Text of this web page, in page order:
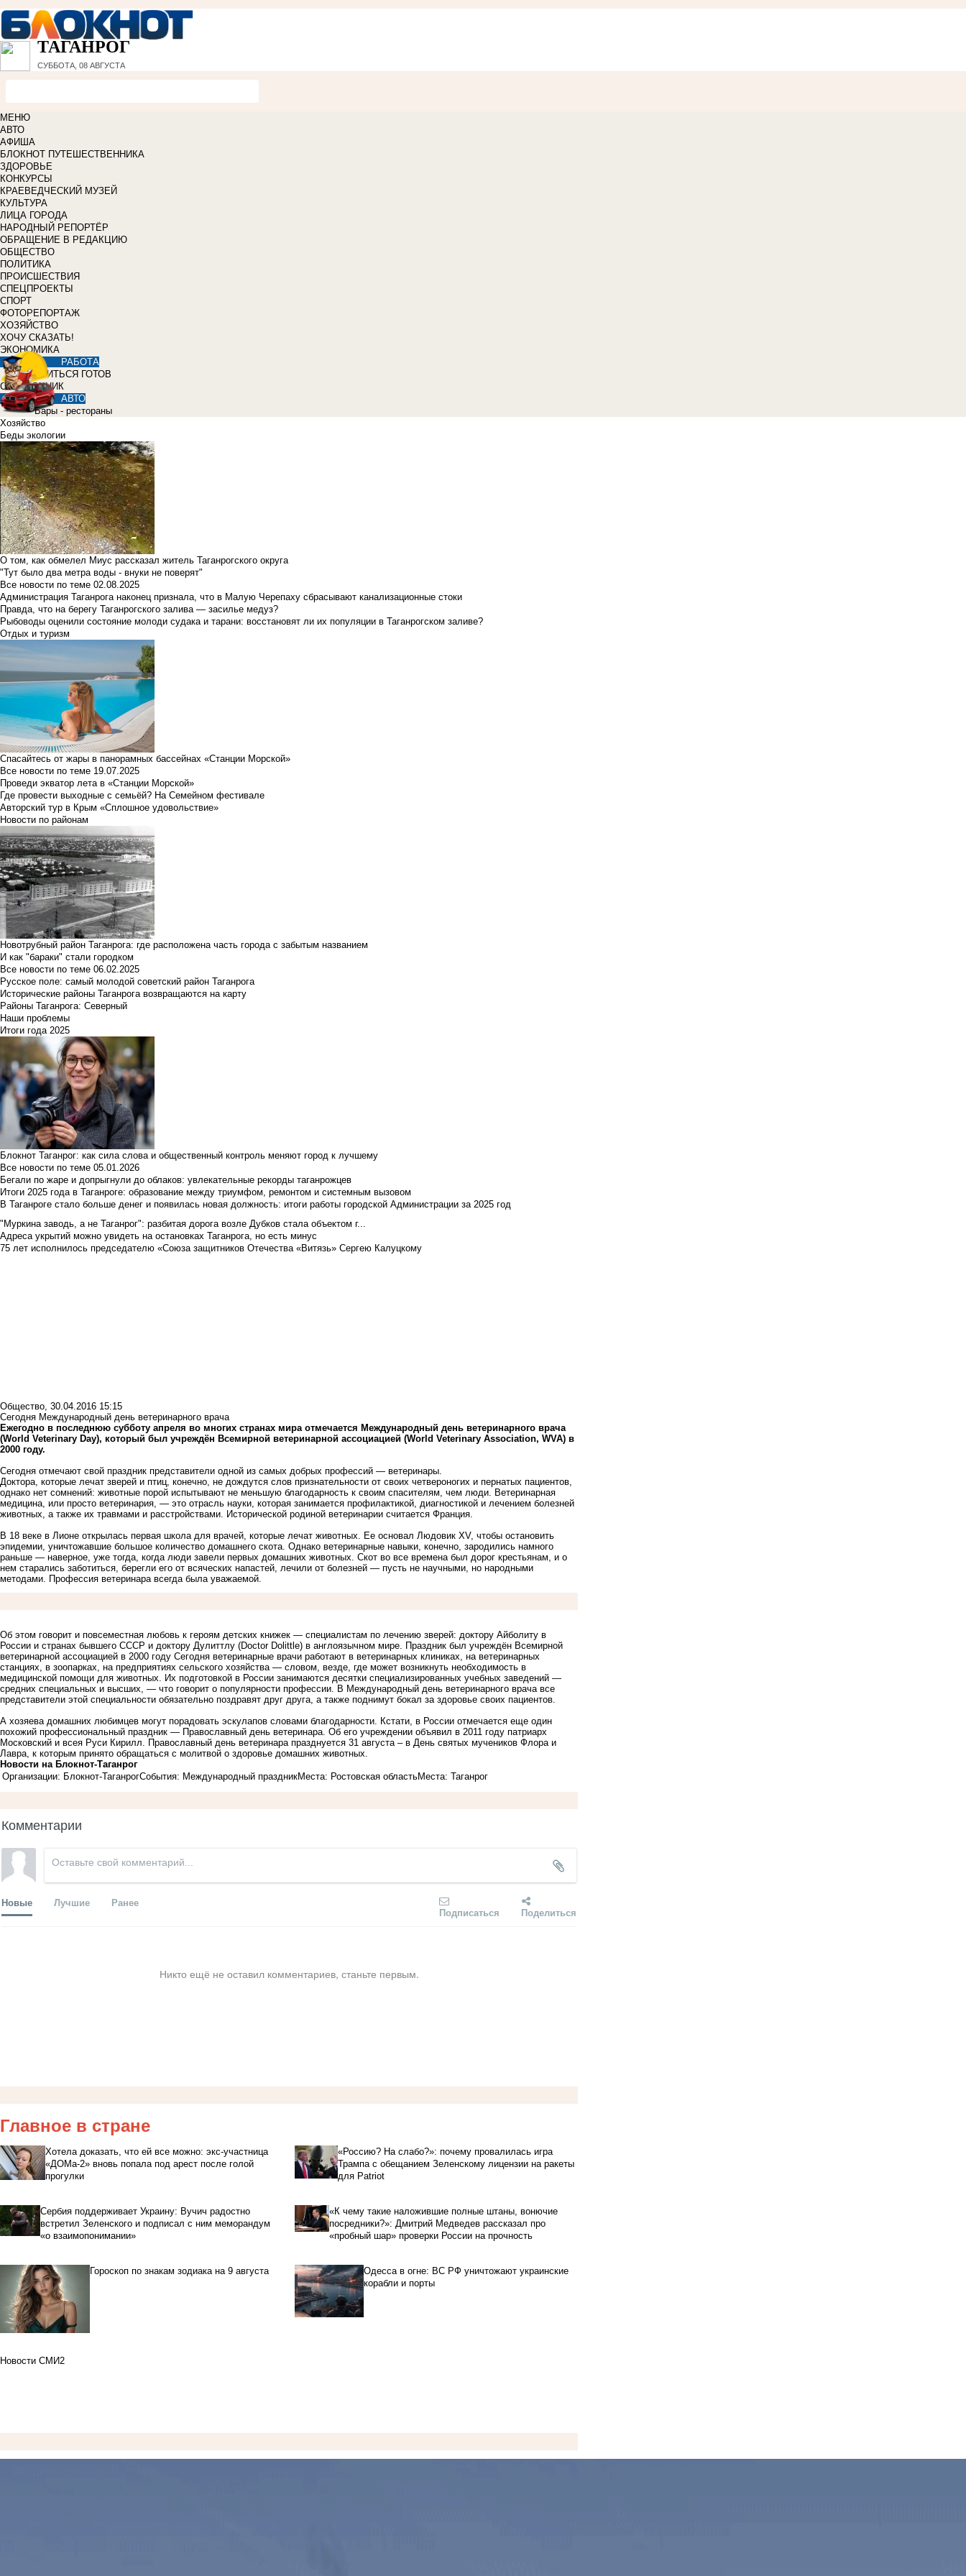
ТАГАНРОГ
СУББОТА, 08 АВГУСТА
МЕНЮ
АВТО
АФИША
БЛОКНОТ ПУТЕШЕСТВЕННИКА
ЗДОРОВЬЕ
КОНКУРСЫ
КРАЕВЕДЧЕСКИЙ МУЗЕЙ
КУЛЬТУРА
ЛИЦА ГОРОДА
НАРОДНЫЙ РЕПОРТЁР
ОБРАЩЕНИЕ В РЕДАКЦИЮ
ОБЩЕСТВО
ПОЛИТИКА
ПРОИСШЕСТВИЯ
СПЕЦПРОЕКТЫ
СПОРТ
ФОТОРЕПОРТАЖ
ХОЗЯЙСТВО
ХОЧУ СКАЗАТЬ!
ЭКОНОМИКА
РАБОТА
УЧИТЬСЯ ГОТОВ
СПРАВОЧНИК
АВТО
Бары - рестораны
Хозяйство
Беды экологии
О том, как обмелел Миус рассказал житель Таганрогского округа
"Тут было два метра воды - внуки не поверят"
Все новости по теме 02.08.2025
Администрация Таганрога наконец признала, что в Малую Черепаху сбрасывают канализационные стоки
Правда, что на берегу Таганрогского залива — засилье медуз?
Рыбоводы оценили состояние молоди судака и тарани: восстановят ли их популяции в Таганрогском заливе?
Отдых и туризм
Спасайтесь от жары в панорамных бассейнах «Станции Морской»
Все новости по теме 19.07.2025
Проведи экватор лета в «Станции Морской»
Где провести выходные с семьёй? На Семейном фестивале
Авторский тур в Крым «Сплошное удовольствие»
Новости по районам
Новотрубный район Таганрога: где расположена часть города с забытым названием
И как "бараки" стали городком
Все новости по теме 06.02.2025
Русское поле: самый молодой советский район Таганрога
Исторические районы Таганрога возвращаются на карту
Районы Таганрога: Северный
Наши проблемы
Итоги года 2025
Блокнот Таганрог: как сила слова и общественный контроль меняют город к лучшему
Все новости по теме 05.01.2026
Бегали по жаре и допрыгнули до облаков: увлекательные рекорды таганрожцев
Итоги 2025 года в Таганроге: образование между триумфом, ремонтом и системным вызовом
В Таганроге стало больше денег и появилась новая должность: итоги работы городской Администрации за 2025 год
"Муркина заводь, а не Таганрог": разбитая дорога возле Дубков стала объектом г...
Адреса укрытий можно увидеть на остановках Таганрога, но есть минус
75 лет исполнилось председателю «Союза защитников Отечества «Витязь» Сергею Калуцкому
Общество, 30.04.2016 15:15
Сегодня Международный день ветеринарного врача
Ежегодно в последнюю субботу апреля во многих странах мира отмечается Международный день ветеринарного врача
(World Veterinary Day), который был учреждён Всемирной ветеринарной ассоциацией (World Veterinary Association, WVA) в
2000 году.
Сегодня отмечают свой праздник представители одной из самых добрых профессий — ветеринары.
Доктора, которые лечат зверей и птиц, конечно, не дождутся слов признательности от своих четвероногих и пернатых пациентов,
однако нет сомнений: животные порой испытывают не меньшую благодарность к своим спасителям, чем люди. Ветеринарная
медицина, или просто ветеринария, — это отрасль науки, которая занимается профилактикой, диагностикой и лечением болезней
животных, а также их травмами и расстройствами. Исторической родиной ветеринарии считается Франция.
В 18 веке в Лионе открылась первая школа для врачей, которые лечат животных. Ее основал Людовик XV, чтобы остановить
эпидемии, уничтожавшие большое количество домашнего скота. Однако ветеринарные навыки, конечно, зародились намного
раньше — наверное, уже тогда, когда люди завели первых домашних животных. Скот во все времена был дорог крестьянам, и о
нем старались заботиться, берегли его от всяческих напастей, лечили от болезней — пусть не научными, но народными
методами. Профессия ветеринара всегда была уважаемой.
Об этом говорит и повсеместная любовь к героям детских книжек — специалистам по лечению зверей: доктору Айболиту в
России и странах бывшего СССР и доктору Дулиттлу (Doctor Dolittle) в англоязычном мире. Праздник был учреждён Всемирной
ветеринарной ассоциацией в 2000 году Сегодня ветеринарные врачи работают в ветеринарных клиниках, на ветеринарных
станциях, в зоопарках, на предприятиях сельского хозяйства — словом, везде, где может возникнуть необходимость в
медицинской помощи для животных. Их подготовкой в России занимаются десятки специализированных учебных заведений —
средних специальных и высших, — что говорит о популярности профессии. В Международный день ветеринарного врача все
представители этой специальности обязательно поздравят друг друга, а также поднимут бокал за здоровье своих пациентов.
А хозяева домашних любимцев могут порадовать эскулапов словами благодарности. Кстати, в России отмечается еще один
похожий профессиональный праздник — Православный день ветеринара. Об его учреждении объявил в 2011 году патриарх
Московский и всея Руси Кирилл. Православный день ветеринара празднуется 31 августа – в День святых мучеников Флора и
Лавра, к которым принято обращаться с молитвой о здоровье домашних животных.
Новости на Блoкнoт-Таганрог
Организации: Блокнот-ТаганрогСобытия: Международный праздникМеста: Ростовская областьМеста: Таганрог
Комментарии
Новые Лучшие Ранее
Подписаться Поделиться
Никто ещё не оставил комментариев, станьте первым.
Главное в стране
Хотела доказать, что ей все можно: экс-участница
«ДОМа-2» вновь попала под арест после голой
прогулки
«Россию? На слабо?»: почему провалилась игра
Трампа с обещанием Зеленскому лицензии на ракеты
для Patriot
Сербия поддерживает Украину: Вучич радостно
встретил Зеленского и подписал с ним меморандум
«о взаимопонимании»
«К чему такие наложившие полные штаны, вонючие
посредники?»: Дмитрий Медведев рассказал про
«пробный шар» проверки России на прочность
Гороскоп по знакам зодиака на 9 августа
Одесса в огне: ВС РФ уничтожают украинские
корабли и порты
Новости СМИ2